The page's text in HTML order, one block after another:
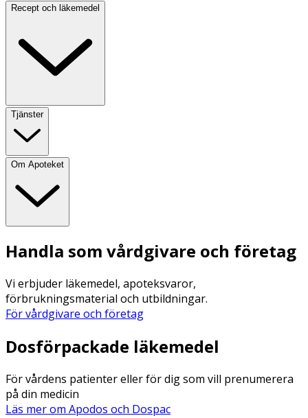
Recept och läkemedel
Tjänster
Om Apoteket
Handla som vårdgivare och företag
Vi erbjuder läkemedel, apoteksvaror,
förbrukningsmaterial och utbildningar.
För vårdgivare och företag
Dosförpackade läkemedel
För vårdens patienter eller för dig som vill prenumerera
på din medicin
Läs mer om Apodos och Dospac